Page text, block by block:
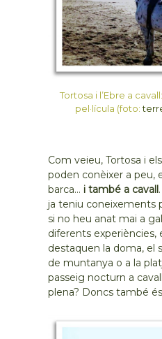
Tortosa i l’Ebre a
pel·lícula (foto:
Com veieu, Tortosa i
poden conèixer a peu,
barca… i també a cavall
ja teniu coneixements
si no heu anat mai a
diferents experiències,
destaquen la doma, el
de muntanya o a la
passeig nocturn a
plena? Doncs també